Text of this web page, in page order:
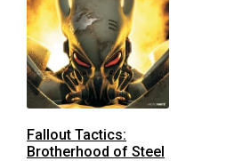
Fallout Tactics:
Brotherhood of Steel